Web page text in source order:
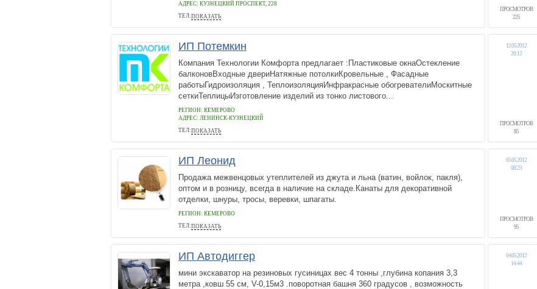
АДРЕС: КУЗНЕЦКИЙ ПРОСПЕКТ, 228
ТЕЛ:ПОКАЗАТЬ
657037
ПРОСМОТРОВ
225
ИП Потемкин
Компания Технологии Комфорта предлагает :Пластиковые окнаОстекление
балконовВходные двериНатяжные потолкиКровельные , Фасадные
работыГидроизоляция , ТеплоизоляцияИнфракрасные обогревателиМоскитные
сеткиТеплицыИзготовление изделий из тонко листового...
РЕГИОН: КЕМЕРОВО
АДРЕС: ЛЕНИНСК-КУЗНЕЦКИЙ
ТЕЛ:ПОКАЗАТЬ
8-951-603-5650
ПРОСМОТРОВ
85
12.05.2012
20:12
ИП Леонид
Продажа межвенцовых утеплителей из джута и льна (ватин, войлок, пакля),
оптом и в розницу, всегда в наличие на складе.Канаты для декоративной
отделки, шнуры, тросы, веревки, шпагаты.
РЕГИОН: КЕМЕРОВО
ТЕЛ:ПОКАЗАТЬ
8-913-301-8148
ПРОСМОТРОВ
95
05.05.2012
08:23
ИП Автодиггер
мини экскаватор на резиновых гусиницах вес 4 тонны ,глубина копания 3,3
метра ,ковш 55 см, V-0,15м3 .поворотная башня 360 градусов , возможность
04.05.2012
14:44